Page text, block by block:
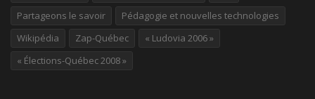
Partageons le savoir
Pédagogie et nouvelles technologies
Wikipédia
Zap-Québec
« Ludovia 2006 »
« Élections-Québec 2008 »